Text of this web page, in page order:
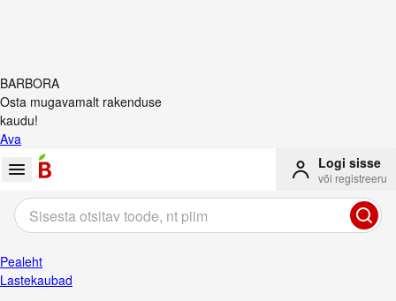
BARBORA
Osta mugavamalt rakenduse
kaudu!
Ava
Logi sisse
või registreeru
Pealeht
Lastekaubad